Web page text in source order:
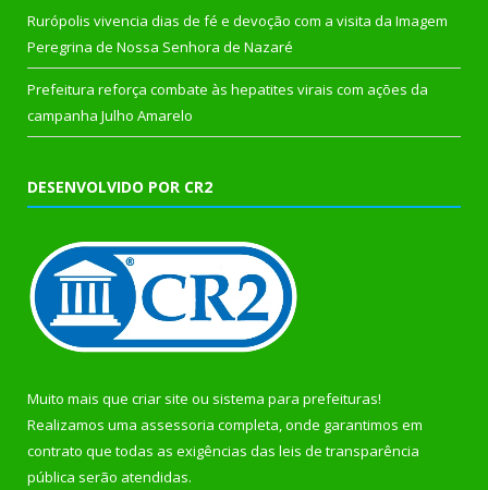
Rurópolis vivencia dias de fé e devoção com a visita da Imagem
Peregrina de Nossa Senhora de Nazaré
Prefeitura reforça combate às hepatites virais com ações da
campanha Julho Amarelo
DESENVOLVIDO POR CR2
Muito mais que criar site ou sistema para prefeituras!
Realizamos uma assessoria completa, onde garantimos em
contrato que todas as exigências das leis de transparência
pública serão atendidas.